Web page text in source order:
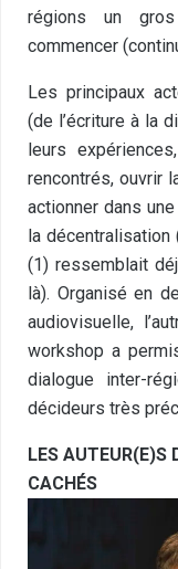
régions un
commencer
Les principaux
(de l’écriture à la
leurs
rencontrés, ouvrir
actionner dans
la
(1) ressemblait
là). Organisé en
audiovisuelle,
workshop a
dialogue inter-
décideurs très
LES AUTEUR(E)S
CACHÉS